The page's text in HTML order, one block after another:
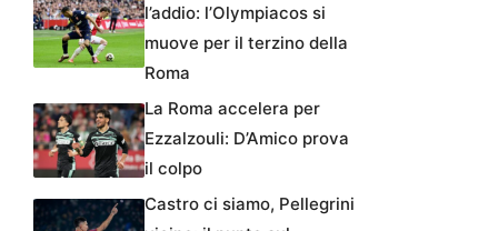
l’addio: l’Olympiacos si
muove per il terzino della
Roma
La Roma accelera per
Ezzalzouli: D’Amico prova
il colpo
Castro ci siamo, Pellegrini